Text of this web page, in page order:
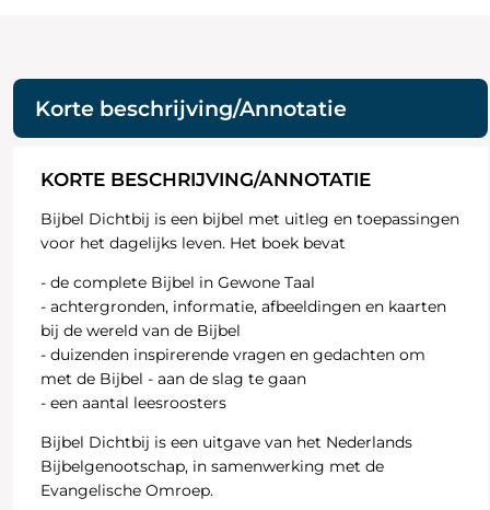
Korte beschrijving/Annotatie
KORTE BESCHRIJVING/ANNOTATIE
Bijbel Dichtbij is een bijbel met uitleg en toepassingen
voor het dagelijks leven. Het boek bevat
- de complete Bijbel in Gewone Taal
- achtergronden, informatie, afbeeldingen en kaarten
bij de wereld van de Bijbel
- duizenden inspirerende vragen en gedachten om
met de Bijbel - aan de slag te gaan
- een aantal leesroosters
Bijbel Dichtbij is een uitgave van het Nederlands
Bijbelgenootschap, in samenwerking met de
Evangelische Omroep.